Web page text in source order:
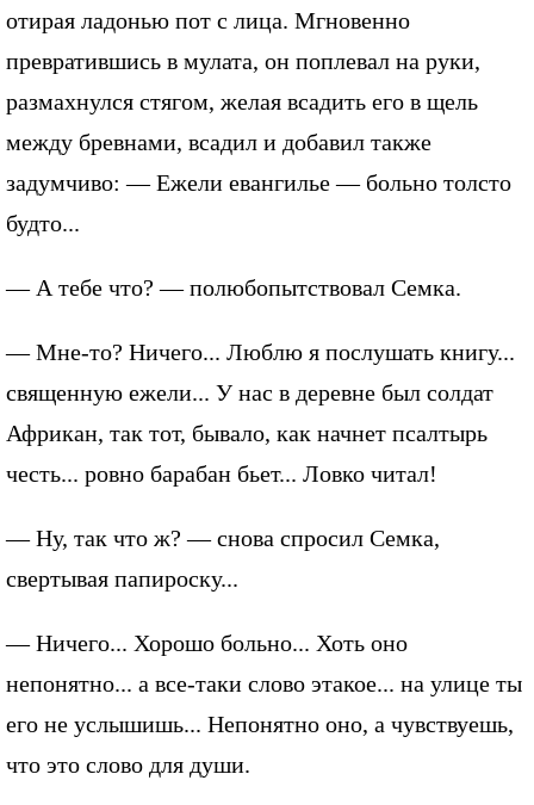
отирая ладонью пот с лица. Мгновенно
превратившись в мулата, он поплевал на руки,
размахнулся стягом, желая всадить его в щель
между бревнами, всадил и добавил также
задумчиво: — Ежели евангилье — больно толсто
будто...
— А тебе что? — полюбопытствовал Семка.
— Мне-то? Ничего... Люблю я послушать книгу...
священную ежели... У нас в деревне был солдат
Африкан, так тот, бывало, как начнет псалтырь
честь... ровно барабан бьет... Ловко читал!
— Ну, так что ж? — снова спросил Семка,
свертывая папироску...
— Ничего... Хорошо больно... Хоть оно
непонятно... а все-таки слово этакое... на улице ты
его не услышишь... Непонятно оно, а чувствуешь,
что это слово для души.